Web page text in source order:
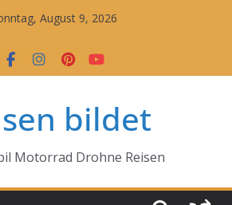
August 9, 2026
bildet
Motorrad Drohne Reisen